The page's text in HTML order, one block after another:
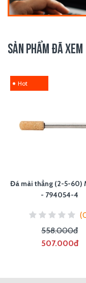
SẢN PHẨM ĐÃ XEM
Hot
Đá mài thẳng (2-5-60)
- 794054-4
558.000đ
507.000đ